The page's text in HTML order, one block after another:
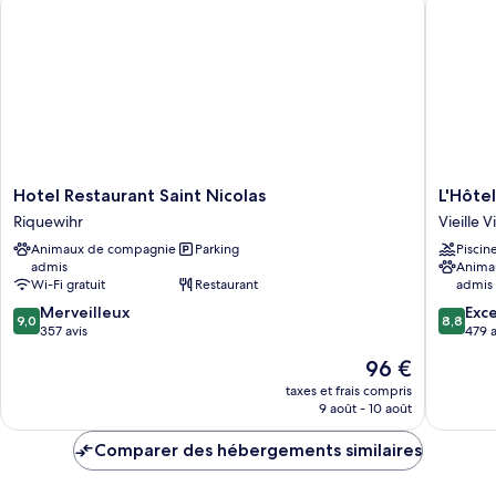
Hotel
Restaurant
Saint
Nicolas
Riquewihr
Hotel Restaurant Saint Nicolas
Riquewihr
Animaux de compagnie
admis
Parking
Wi-Fi gratuit
Restaurant
9.0
sur
9,0 Merveilleux
357 avis
Le
nouveau
prix
de
96 €
taxes et frais compris
9 août - 10 août
L'Hôtel
&
Spa
Vieille
Ville
Vieille
admis
8.8
sur
8,8
479
Comparer des hébergements similaires